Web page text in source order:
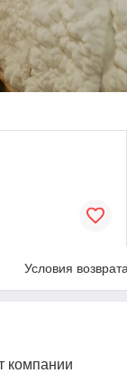
Условия
компании